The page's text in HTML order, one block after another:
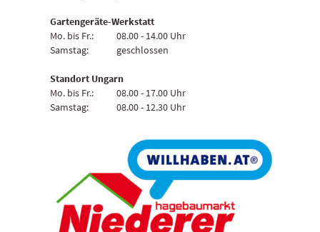
Gartengeräte-Werkstatt
Mo. bis Fr.:
08.00 - 14.00 Uhr
Samstag:
geschlossen
Standort Ungarn
Mo. bis Fr.:
08.00 - 17.00 Uhr
Samstag:
08.00 - 12.30 Uhr